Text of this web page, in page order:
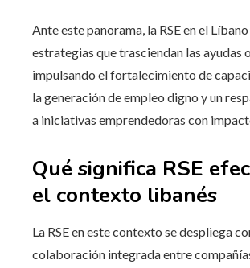
Ante este panorama, la RSE en el
estrategias que trasciendan las ayudas
impulsando el fortalecimiento de
la generación de empleo digno y un
a iniciativas emprendedoras con
Qué significa RSE
el contexto libanés
La RSE en este contexto se despliega
colaboración integrada entre